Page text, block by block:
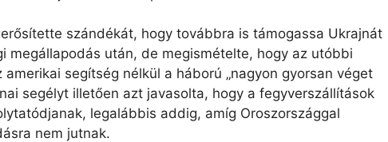
szándékát, hogy továbbra is támogassa Ukrajnát
megállapodás után, de megismételte, hogy az utóbbi
amerikai segítség nélkül a háború „nagyon gyorsan véget
segélyt illetően azt javasolta, hogy a fegyverszállítások
legalábbis addig, amíg Oroszországgal
nem jutnak.